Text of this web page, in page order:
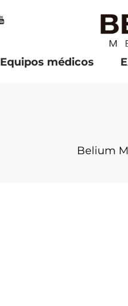
Equipos médicos
Belium